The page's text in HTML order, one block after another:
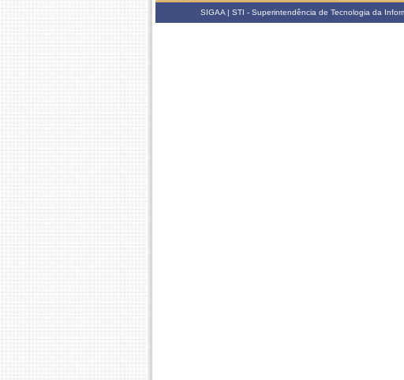
SIGAA | STI - Superintendência de Tecnologia da